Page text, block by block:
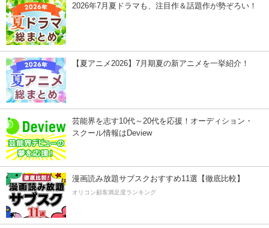
2026年7月夏ドラマも、注目作＆話題作が勢ぞろい！
【夏アニメ2026】7月期夏の新アニメを一挙紹介！
芸能界を志す10代～20代を応援！オーディション・
スクール情報はDeview
漫画読み放題サブスクおすすめ11選【徹底比較】
オリコン顧客満足度ランキング